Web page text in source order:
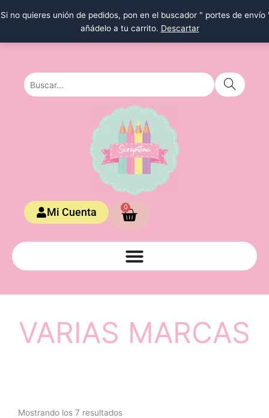
Si no quieres unión de pedidos, pon en el buscador " portes de envío
añádelo a tu carrito. Descartar
al
Mi Cuenta 0
Carrito
VARIAS MARCAS
Mostrando los 7 resultados